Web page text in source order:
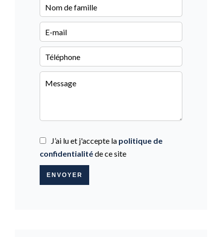
J’ai lu et j'accepte la politique de
confidentialitéde ce site
ENVOYER